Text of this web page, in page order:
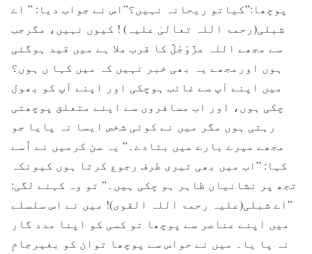
پوچھا:”کیاتو ریحانہ نہیں؟”اس نے جواب دیا: ” اے
شبلی(رحمۃ اللہ تعالیٰ علیہ) ! کیوں نہیں، مگرجب
سے مجھے اللہ عزَّوَجَلَّ کا قرب ملا ہے میں قید ہوگئی
ہوں اورمجھے یہ بھی خبر نہیں کہ میں کہا ں ہوں؟
میں اپنے آپ سے غائب ہوچکی اور اپنے آپ کو بھول
چکی ہوں، اور اب مسافروں سے اپنے متعلق پوچھتی
رہتی ہوں مگر میں نے کوئی شخص ایسا نہ پایا جو
مجھے میرے بارے ميں بتادے۔” یہ سن کرمیں نے اُسے
کہا: ”اب میں بھی تیری طرف رجوع کرتا ہوں کیونکہ
تجھ پر نشانیاں ظاہر ہو چکی ہیں۔” تو وہ کہنے لگی:
”اے شبلی(علیہ رحمۃ اللہ القوی)! میں نے اس سلسلے
میں اپنے عناصر سے پوچھا تو کسی کو اپنا مدد گار
نہ پا یا۔ میں نے حواس سے پوچھا توان کو بغیرجامِ